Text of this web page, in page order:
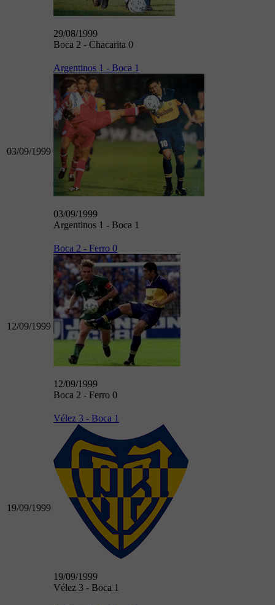
29/08/1999
Boca 2 - Chacarita 0
03/09/1999
Argentinos 1 - Boca 1
03/09/1999
Argentinos 1 - Boca 1
12/09/1999
Boca 2 - Ferro 0
12/09/1999
Boca 2 - Ferro 0
19/09/1999
Vélez 3 - Boca 1
19/09/1999
Vélez 3 - Boca 1